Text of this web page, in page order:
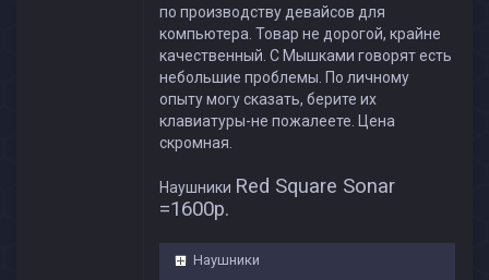
по производству девайсов для
компьютера. Товар не дорогой, крайне
качественный. С Мышками говорят есть
небольшие проблемы. По личному
опыту могу сказать, берите их
клавиатуры-не пожалеете. Цена
скромная.
Наушники Red Square Sonar
=1600p.
Наушники